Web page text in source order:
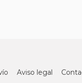
Aviso legal